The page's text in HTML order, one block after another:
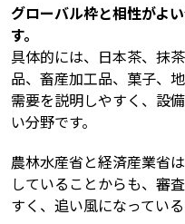
グローバル枠と相性がよ
す。
具体的には、日本茶、抹
品、畜産加工品、菓子、
需要を説明しやすく、設
い分野です。
農林水産省と経済産業省
していることからも、審
すく、追い風になってい